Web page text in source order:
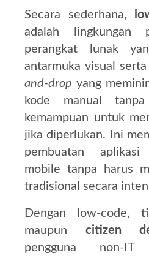
Secara sederhana,
adalah lingkungan
perangkat lunak
antarmuka visual
and-drop yang
kode manual tanpa
kemampuan untuk
jika diperlukan. Ini
pembuatan
mobile tanpa harus
tradisional secara
Dengan low-code,
maupun citizen
pengguna non-